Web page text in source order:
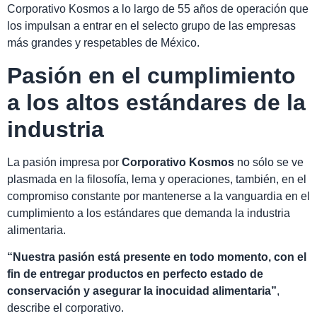
Corporativo Kosmos a lo largo de 55 años de operación que
los impulsan a entrar en el selecto grupo de las empresas
más grandes y respetables de México.
Pasión en el cumplimiento
a los altos estándares de la
industria
La pasión impresa por Corporativo Kosmos no sólo se ve
plasmada en la filosofía, lema y operaciones, también, en el
compromiso constante por mantenerse a la vanguardia en el
cumplimiento a los estándares que demanda la industria
alimentaria.
“Nuestra pasión está presente en todo momento, con el
fin de entregar productos en perfecto estado de
conservación y asegurar la inocuidad alimentaria”,
describe el corporativo.